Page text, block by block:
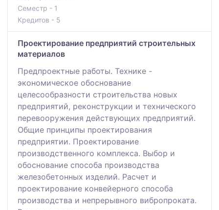
Семестр - 1
Кредитов - 5
Проектирование предприятий строительных
материалов
Предпроектные работы. Технике -
экономическое обоснование
целесообразности строительства новых
предприятий, реконструкции и технического
перевооружения действующих предприятий.
Общие принципы проектирования
предприятии. Проектирование
производственного комплекса. Выбор и
обоснование способа производства
железобетонных изделий. Расчет и
проектирование конвейерного способа
производства и непрерывного вибропроката.